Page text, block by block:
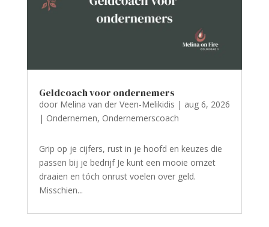
Geldcoach voor ondernemers
door Melina van der Veen-Melikidis | aug 6, 2026
| Ondernemen, Ondernemerscoach
Grip op je cijfers, rust in je hoofd en keuzes die
passen bij je bedrijf Je kunt een mooie omzet
draaien en tóch onrust voelen over geld.
Misschien...